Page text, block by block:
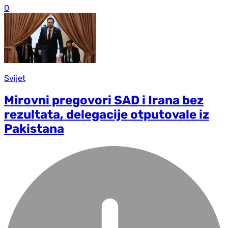
0
Svijet
Mirovni pregovori SAD i Irana bez
rezultata, delegacije otputovale iz
Pakistana